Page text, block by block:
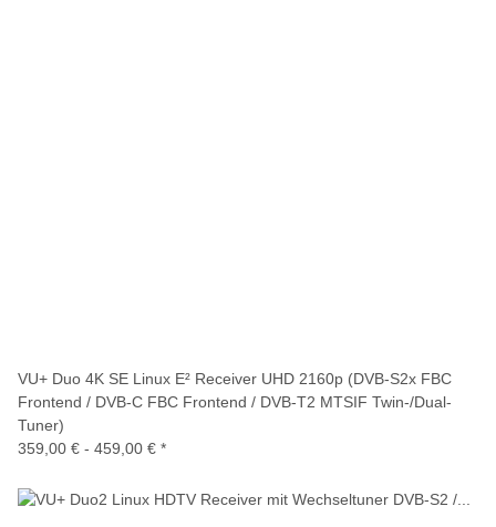
VU+ Duo 4K SE Linux E² Receiver UHD 2160p (DVB-S2x FBC
Frontend / DVB-C FBC Frontend / DVB-T2 MTSIF Twin-/Dual-
Tuner)
359,00 € - 459,00 € *